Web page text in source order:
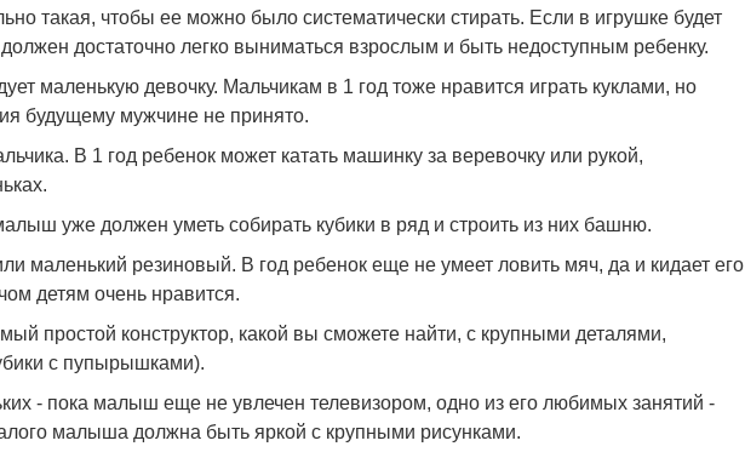
такая, чтобы ее можно было систематически стирать. Если в игрушке будет
достаточно легко выниматься взрослым и быть недоступным ребенку.
маленькую девочку. Мальчикам в 1 год тоже нравится играть куклами, но
будущему мужчине не принято.
В 1 год ребенок может катать машинку за веревочку или рукой,
уже должен уметь собирать кубики в ряд и строить из них башню.
маленький резиновый. В год ребенок еще не умеет ловить мяч, да и кидает его
детям очень нравится.
простой конструктор, какой вы сможете найти, с крупными деталями,
с пупырышками).
- пока малыш еще не увлечен телевизором, одно из его любимых занятий -
малыша должна быть яркой с крупными рисунками.